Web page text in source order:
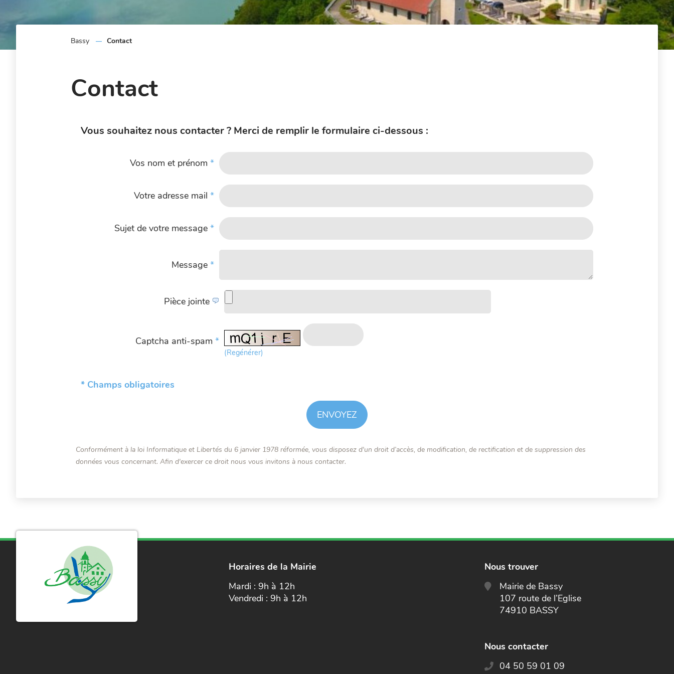
Bassy Contact
Contact
Vous souhaitez nous contacter ? Merci de remplir le formulaire ci-dessous :
Vos nom et prénom *
Votre adresse mail *
Sujet de votre message *
Message *
Pièce jointe
Captcha anti-spam *
(Regénérer)
* Champs obligatoires
Conformément à la loi Informatique et Libertés du 6 janvier 1978 réformée, vous disposez d'un droit d’accès, de modification, de rectification et de suppression des
données vous concernant. Afin d'exercer ce droit nous vous invitons à nous contacter.
Horaires de la Mairie
Mardi : 9h à 12h
Vendredi : 9h à 12h
Nous trouver
Mairie de Bassy
107 route de l’Eglise
74910 BASSY
Nous contacter
04 50 59 01 09